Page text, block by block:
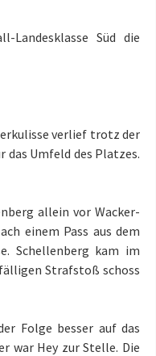
Süd die
verlief trotz der
das Umfeld des Platzes.
allein vor Wacker-
einem Pass aus dem
Schellenberg kam im
Strafstoß schoss
Folge besser auf das
war Hey zur Stelle. Die